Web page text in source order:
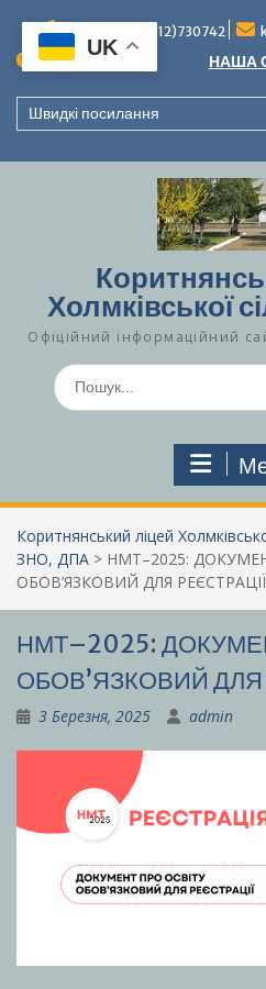
вмісту
Тел./факс (0312)730742
Повідомлення: НАША
Швидкі посилання
Холмківської
Офіційний інформаційний
Шукати:
Коритнянський ліцей
ЗНО, ДПА > НМТ–2025:
ОБОВ’ЯЗКОВИЙ ДЛЯ РЕЄСТРАЦІЇ
НМТ–2025:
ОБОВ’ЯЗКОВИЙ ДЛЯ
3 Березня, 2025 admin
UK